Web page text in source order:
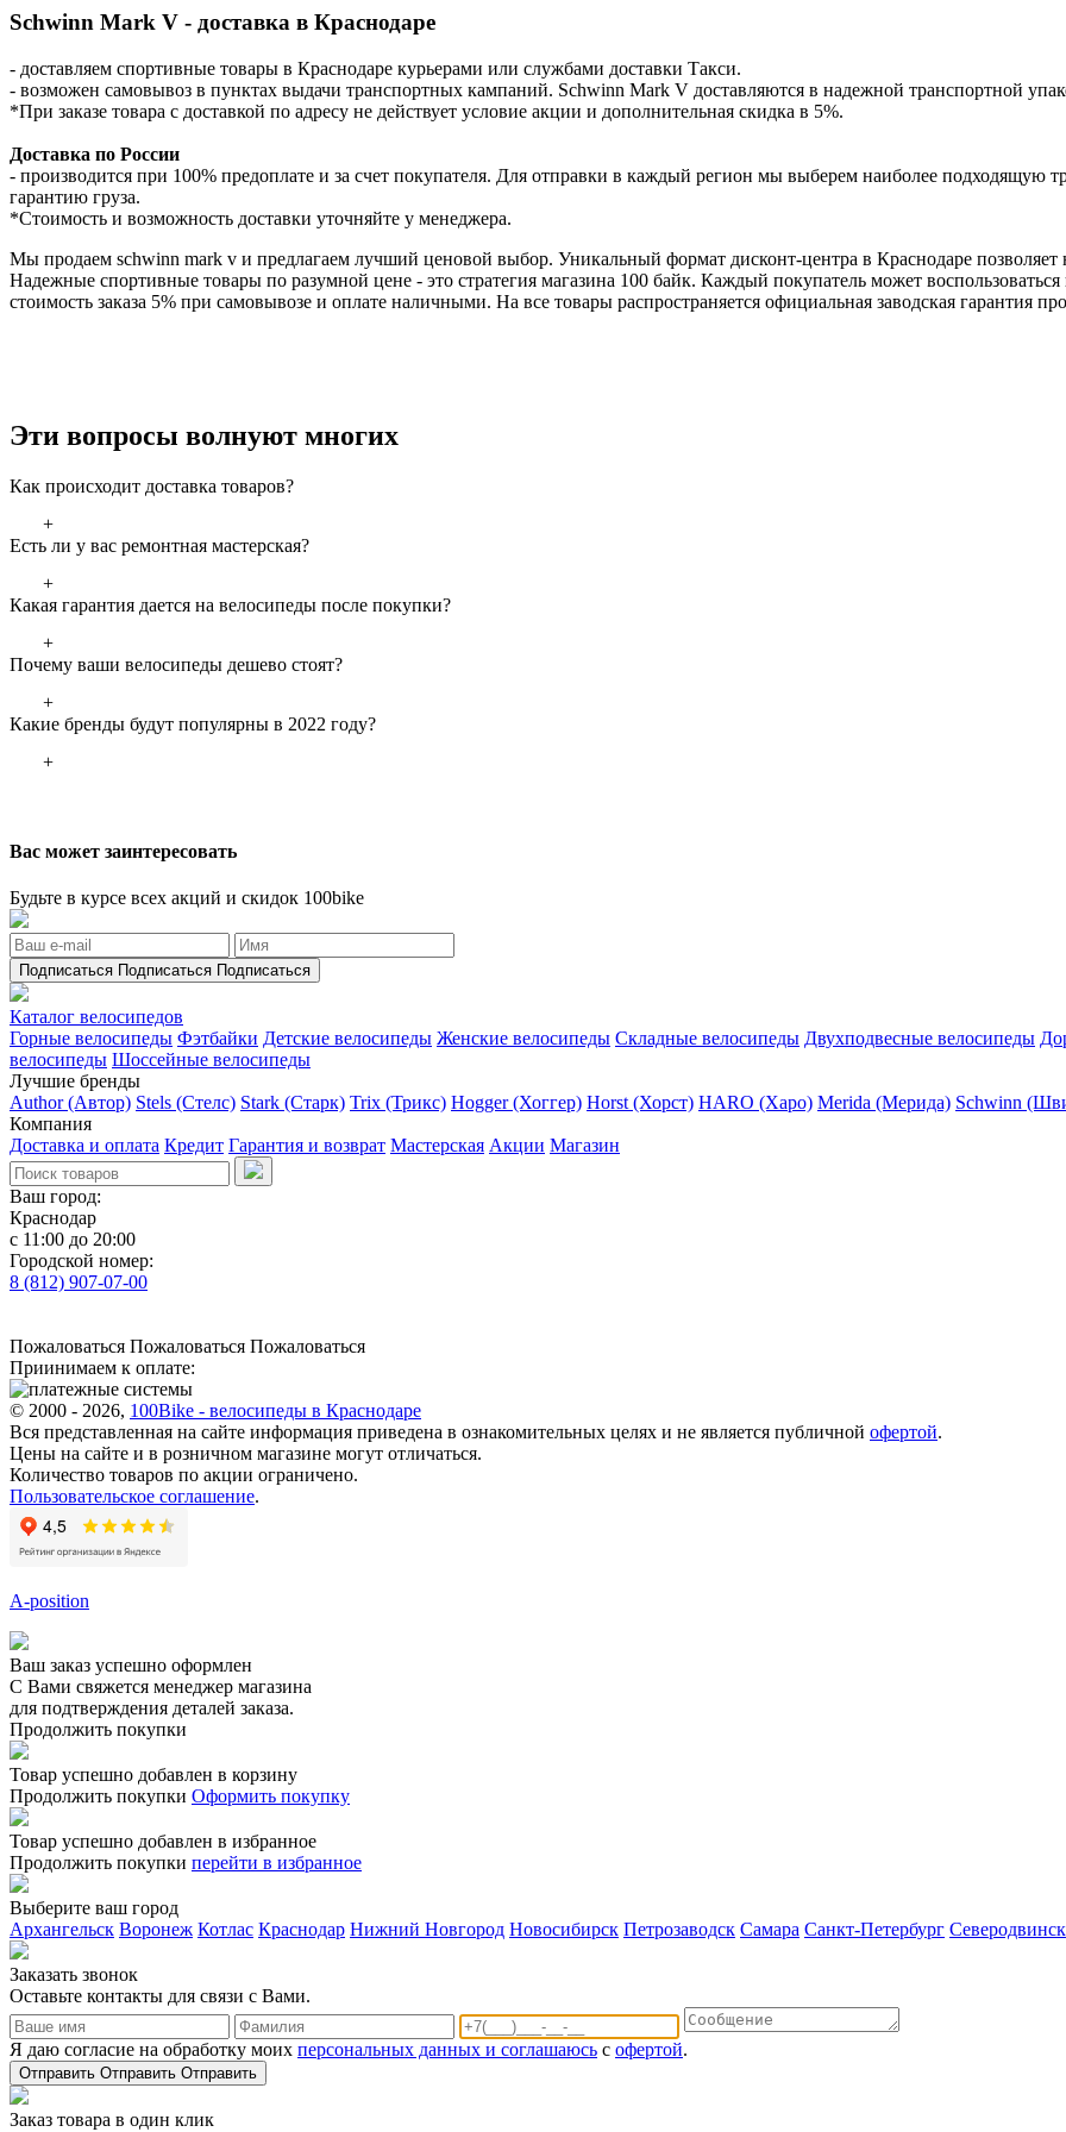
Schwinn Mark V - доставка в Краснодаре
- доставляем спортивные товары в Краснодаре курьерами или службами доставки Такси.
- возможен самовывоз в пунктах выдачи транспортных кампаний. Schwinn Mark V доставляются в надежной транспортной
*При заказе товара с доставкой по адресу не действует условие акции и дополнительная скидка в 5%.
Доставка по России
- производится при 100% предоплате и за счет покупателя. Для отправки в каждый регион мы выберем наиболее подходящую
гарантию груза.
*Стоимость и возможность доставки уточняйте у менеджера.
Мы продаем schwinn mark v и предлагаем лучший ценовой выбор. Уникальный формат дисконт-центра в Краснодаре позволяет
Надежные спортивные товары по разумной цене - это стратегия магазина 100 байк. Каждый покупатель может
стоимость заказа 5% при самовывозе и оплате наличными. На все товары распространяется официальная заводская гарантия
Эти вопросы волнуют многих
Как происходит доставка товаров?
+
Есть ли у вас ремонтная мастерская?
+
Какая гарантия дается на велосипеды после покупки?
+
Почему ваши велосипеды дешево стоят?
+
Какие бренды будут популярны в 2022 году?
+
Вас может заинтересовать
Будьте в курсе всех акций и скидок 100bike
Подписаться Подписаться Подписаться
Каталог велосипедов
Горные велосипеды Фэтбайки Детские велосипеды Женские велосипеды Складные велосипеды Двухподвесные велосипеды
велосипеды Шоссейные велосипеды
Лучшие бренды
Author (Автор) Stels (Стелс) Stark (Старк) Trix (Трикс) Hogger (Хоггер) Horst (Хорст) HARO (Харо) Merida (Мерида) Schwinn
Компания
Доставка и оплата Кредит Гарантия и возврат Мастерская Акции Магазин
Ваш город:
Краснодар
с 11:00 до 20:00
Городской номер:
8 (812) 907-07-00
Пожаловаться Пожаловаться Пожаловаться
Приинимаем к оплате:
© 2000 - 2026, 100Bike - велосипеды в Краснодаре
Вся представленная на сайте информация приведена в ознакомительных целях и не является публичной офертой.
Цены на сайте и в розничном магазине могут отличаться.
Количество товаров по акции ограничено.
Пользовательское соглашение.
A-position
Ваш заказ успешно оформлен
С Вами свяжется менеджер магазина
для подтверждения деталей заказа.
Продолжить покупки
Товар успешно добавлен в корзину
Продолжить покупки Оформить покупку
Товар успешно добавлен в избранное
Продолжить покупки перейти в избранное
Выберите ваш город
Архангельск Воронеж Котлас Краснодар Нижний Новгород Новосибирск Петрозаводск Самара Санкт-Петербург Северодвинск
Заказать звонoк
Оставьте контакты для связи с Вами.
Я даю согласие на обработку моих персональных данных и соглашаюсь с офертой.
Отправить Отправить Отправить
Заказ товара в один клик